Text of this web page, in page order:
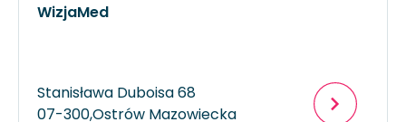
WizjaMed
Stanisława Duboisa 68
07-300,Ostrów Mazowiecka